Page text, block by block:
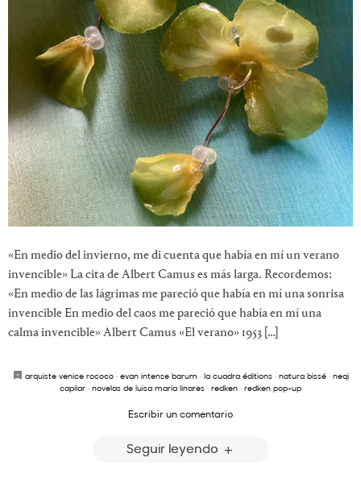
«En medio del invierno, me di cuenta que había en mí un verano
invencible» La cita de Albert Camus es más larga. Recordemos:
«En medio de las lágrimas me pareció que había en mí una sonrisa
invencible En medio del caos me pareció que había en mí una
calma invencible» Albert Camus «El verano» 1953 […]
arquiste venice rococo· evan intense barum · la cuadra éditions· natura bissé· neqi
capilar · novelas de luisa maría linares · redken · redken pop-up
Escribir un comentario
Seguir leyendo